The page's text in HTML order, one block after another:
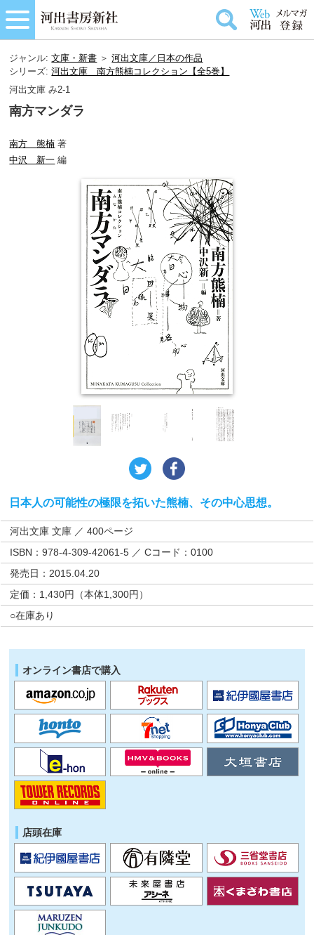
ジャンル:文庫・新書 ＞河出文庫／日本の作品
シリーズ:河出文庫 南方熊楠コレクション【全5巻】
河出文庫 み2-1
南方マンダラ
南方 熊楠 著
中沢 新一 編
日本人の可能性の極限を拓いた熊楠、その中心思想。
河出文庫 文庫 ／ 400ページ
ISBN：978-4-309-42061-5 ／ Cコード：0100
発売日：2015.04.20
定価：1,430円（本体1,300円）
○在庫あり
オンライン書店で購入
店頭在庫